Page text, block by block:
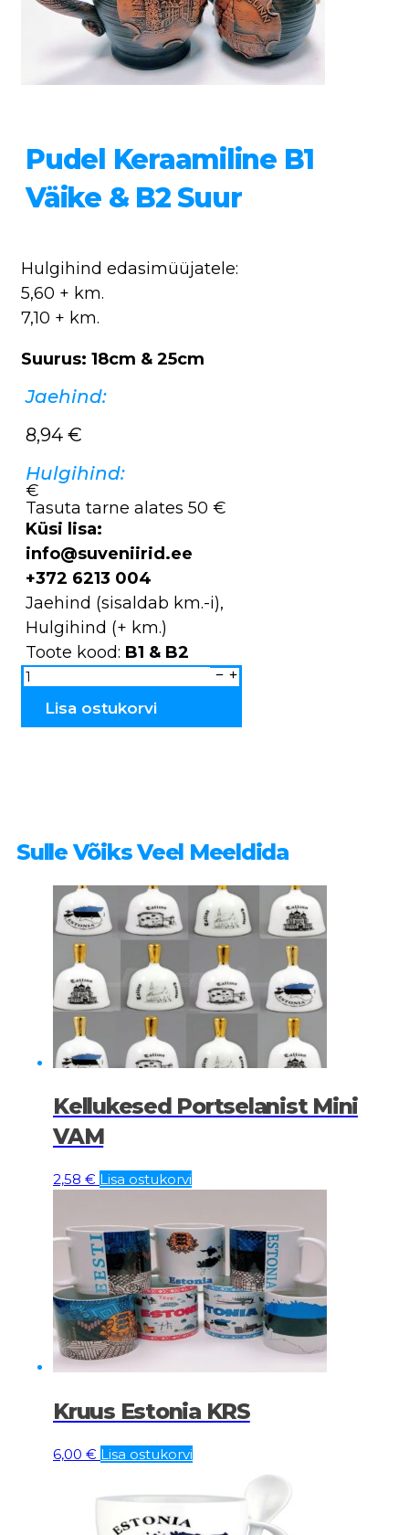
Pudel Keraamiline B1
Väike & B2 Suur
Hulgihind edasimüüjatele:
5,60 + km.
7,10 + km.
Suurus: 18cm & 25cm
Jaehind:
8,94 €
Hulgihind:
€
Tasuta tarne alates 50 €
Küsi lisa:
info@suveniirid.ee
+372 6213 004
Jaehind (sisaldab km.-i),
Hulgihind (+ km.)
Toote kood: B1 & B2
Pudel
keraamiline
B1
suur
Lisa ostukorvi
Sulle Võiks Veel Meeldida
Kellukesed Portselanist Mini
VAM
2,58 € Lisa ostukorvi
Kruus Estonia KRS
6,00 € Lisa ostukorvi